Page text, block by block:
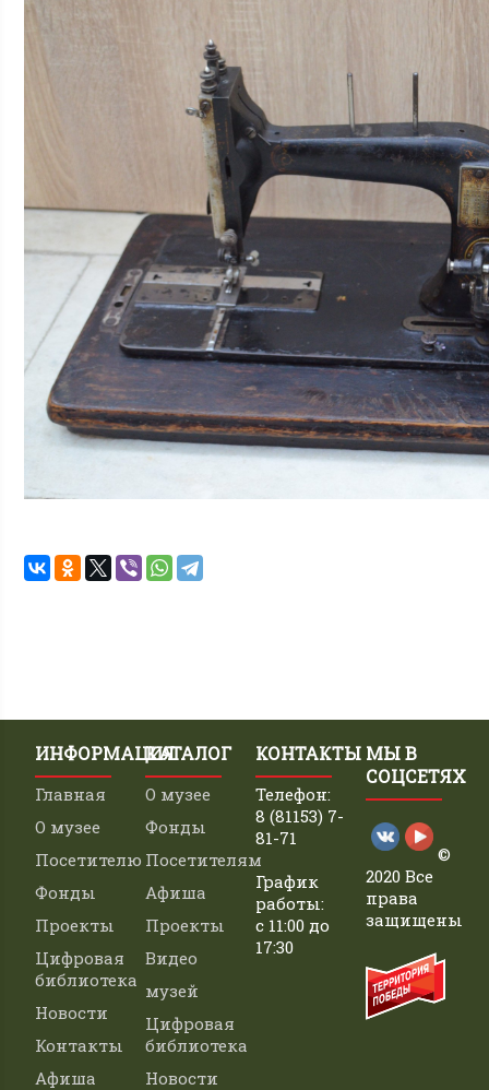
ИНФОРМАЦИЯ
Главная
О музее
Посетителю
Фонды
Проекты
Цифровая
библиотека
Новости
Контакты
Афиша
КАТАЛОГ
О музее
Фонды
Посетителям
Афиша
Проекты
Видео
музей
Цифровая
библиотека
Новости
КОНТАКТЫ
Телефон:
8 (81153) 7-
81-71
График
работы:
с 11:00 до
17:30
МЫ В
СОЦСЕТЯХ
©
2020 Все
права
защищены